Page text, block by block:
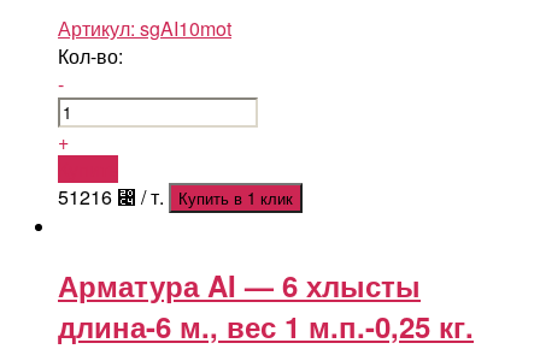
Артикул: sgAI10mot
Кол-во:
-
+
51216 ⃄ / т. Купить в 1 клик
Арматура AI — 6 хлысты
длина-6 м., вес 1 м.п.-0,25 кг.